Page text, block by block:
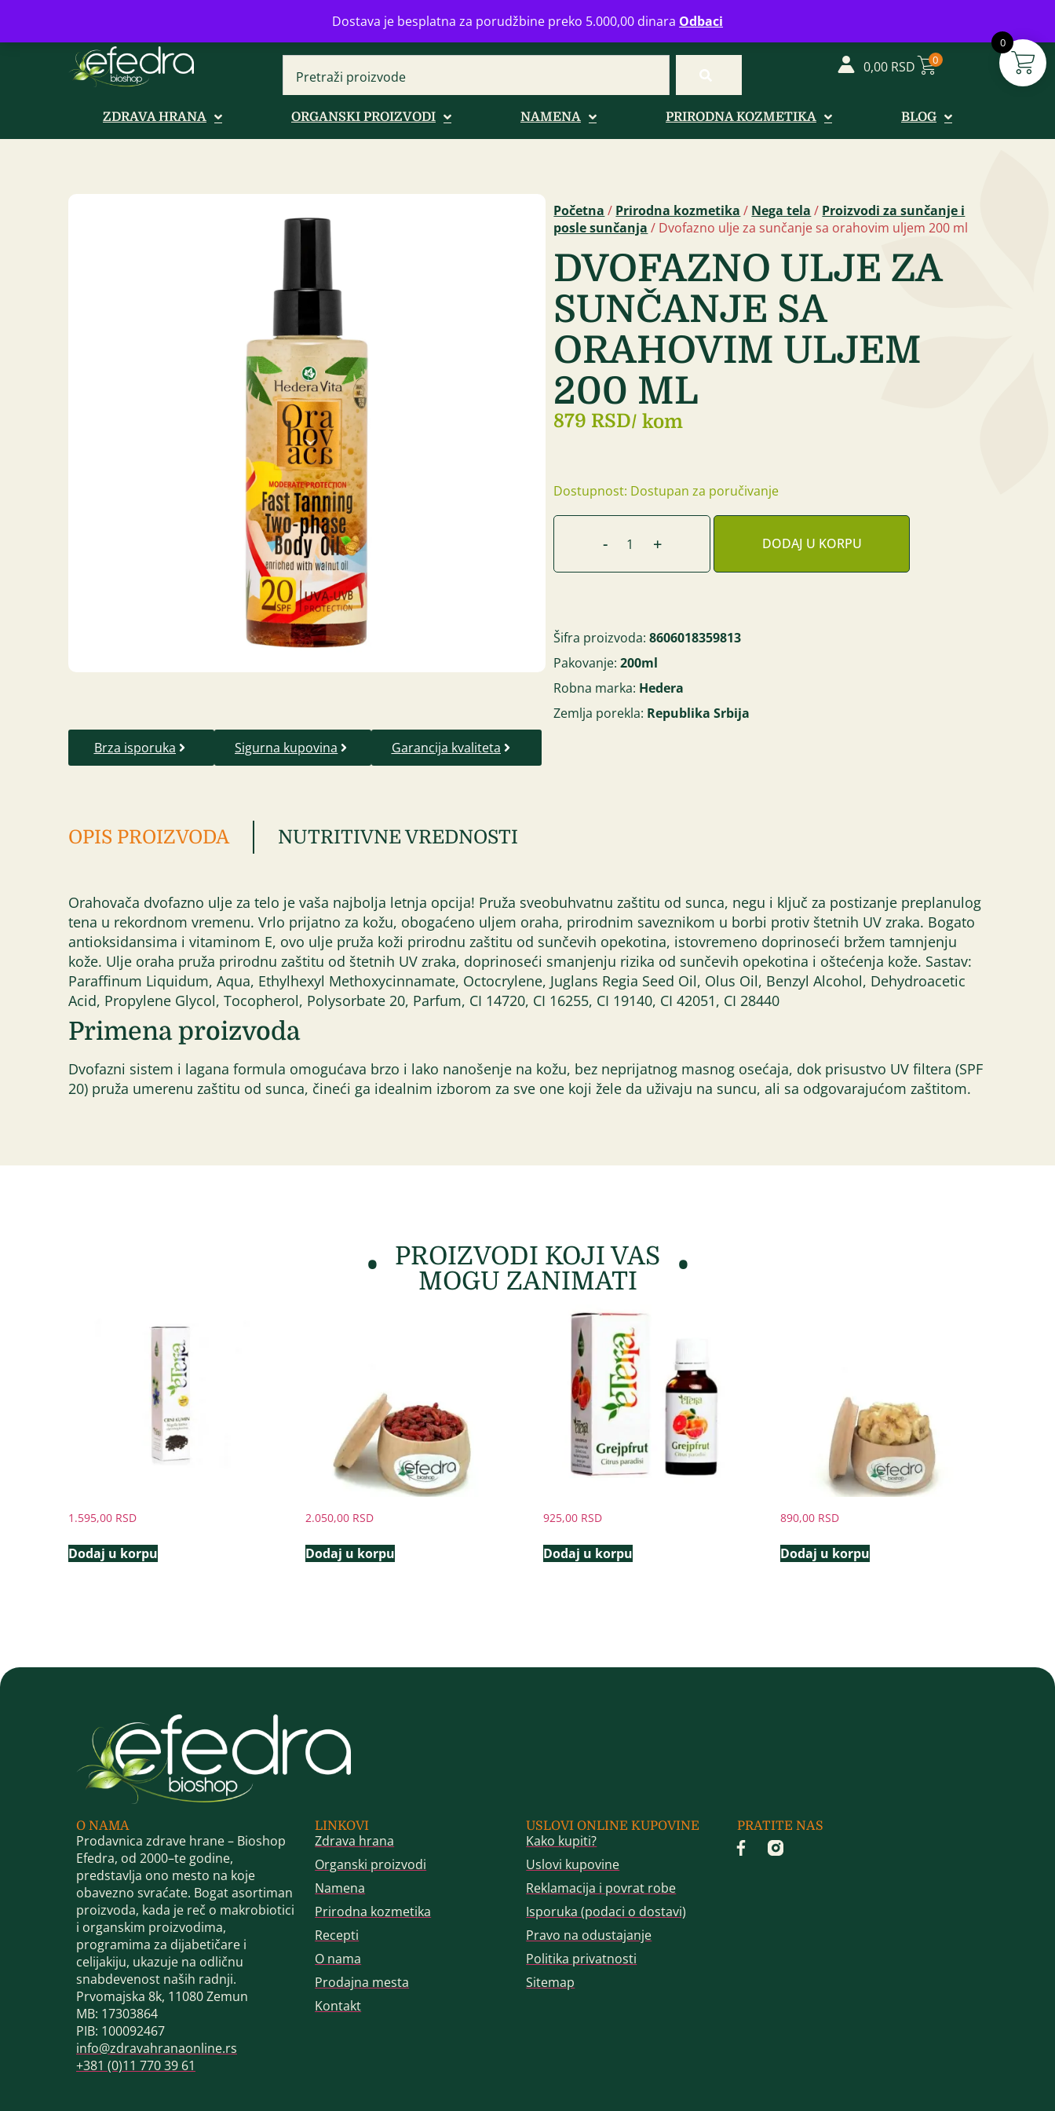
Dostava je besplatna za porudžbine preko 5.000,00 dinara Odbaci
0
Bulevar Mihajla Pupina 16b, Novi Beograd info@zdravahranaonline.rs+381 (0)11 770 39 61Radno vreme: Ponedeljak - Petak od 08-20h
0,00 RSD 0
ZDRAVA HRANA ORGANSKI PROIZVODI NAMENA PRIRODNA KOZMETIKA BLOG
Početna / Prirodna kozmetika / Nega tela / Proizvodi za sunčanje i
posle sunčanja / Dvofazno ulje za sunčanje sa orahovim uljem 200 ml
DVOFAZNO ULJE ZA
SUNČANJE SA
ORAHOVIM ULJEM
200 ML
879 RSD/ kom
Dostupnost: Dostupan za poručivanje
- + DODAJ U KORPU
Šifra proizvoda:8606018359813
Pakovanje:200ml
Robna marka: Hedera
Zemlja porekla: Republika Srbija
Brza isporuka
Sigurna kupovina Garancija kvaliteta
OPIS PROIZVODA NUTRITIVNE VREDNOSTI
Orahovača dvofazno ulje za telo je vaša najbolja letnja opcija! Pruža sveobuhvatnu zaštitu od sunca, negu i ključ za postizanje preplanulog
tena u rekordnom vremenu. Vrlo prijatno za kožu, obogaćeno uljem oraha, prirodnim saveznikom u borbi protiv štetnih UV zraka. Bogato
antioksidansima i vitaminom E, ovo ulje pruža koži prirodnu zaštitu od sunčevih opekotina, istovremeno doprinoseći bržem tamnjenju
kože. Ulje oraha pruža prirodnu zaštitu od štetnih UV zraka, doprinoseći smanjenju rizika od sunčevih opekotina i oštećenja kože. Sastav:
Paraffinum Liquidum, Aqua, Ethylhexyl Methoxycinnamate, Octocrylene, Juglans Regia Seed Oil, Olus Oil, Benzyl Alcohol, Dehydroacetic
Acid, Propylene Glycol, Tocopherol, Polysorbate 20, Parfum, CI 14720, CI 16255, CI 19140, CI 42051, CI 28440
Primena proizvoda
Dvofazni sistem i lagana formula omogućava brzo i lako nanošenje na kožu, bez neprijatnog masnog osećaja, dok prisustvo UV filtera (SPF
20) pruža umerenu zaštitu od sunca, čineći ga idealnim izborom za sve one koji žele da uživaju na suncu, ali sa odgovarajućom zaštitom.
PROIZVODI KOJI VAS
MOGU ZANIMATI
1.595,00 RSD
Dodaj u korpu
2.050,00 RSD
Dodaj u korpu
925,00 RSD
Dodaj u korpu
890,00 RSD
Dodaj u korpu
O NAMA
Prodavnica zdrave hrane – Bioshop
Efedra, od 2000–te godine,
predstavlja ono mesto na koje
obavezno svraćate. Bogat asortiman
proizvoda, kada je reč o makrobiotici
i organskim proizvodima,
programima za dijabetičare i
celijakiju, ukazuje na odličnu
snabdevenost naših radnji.
Prvomajska 8k, 11080 Zemun
MB: 17303864
PIB: 100092467
info@zdravahranaonline.rs
+381 (0)11 770 39 61
LINKOVI
Zdrava hrana
Organski proizvodi
Namena
Prirodna kozmetika
Recepti
O nama
Prodajna mesta
Kontakt
USLOVI ONLINE KUPOVINE
Kako kupiti?
Uslovi kupovine
Reklamacija i povrat robe
Isporuka (podaci o dostavi)
Pravo na odustajanje
Politika privatnosti
Sitemap
PRATITE NAS